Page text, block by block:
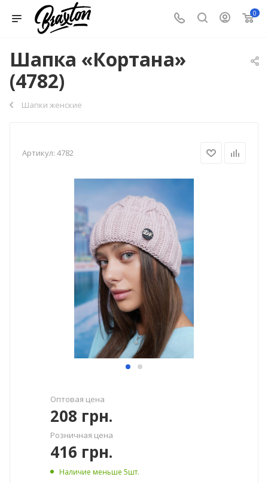
0
Шапка «Кортана»
(4782)
Шапки женские
Артикул: 4782
Оптовая цена
208 грн.
Розничная цена
416 грн.
Наличие меньше 5шт.